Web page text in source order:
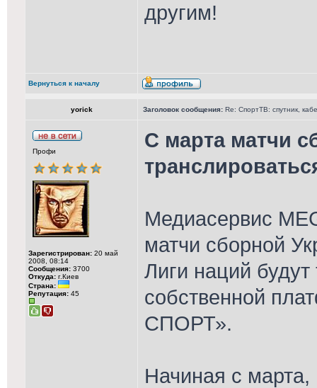
другим!
Вернуться к началу
yorick Заголовок сообщения: Re: СпортТВ: спутник,
Профи
Зарегистрирован: 20 май
2008, 08:14
Сообщения: 3700
Откуда: г.Киев
Страна:
Репутация: 45
С марта матчи
Медиасервис
матчи сборной
Лиги наций
собственной
СПОРТ».
Начиная с